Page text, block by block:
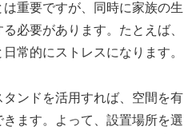
重要ですが、同時に家族の生
必要があります。たとえば、
常的にストレスになります。
ンドを活用すれば、空間を有
ます。よって、設置場所を選